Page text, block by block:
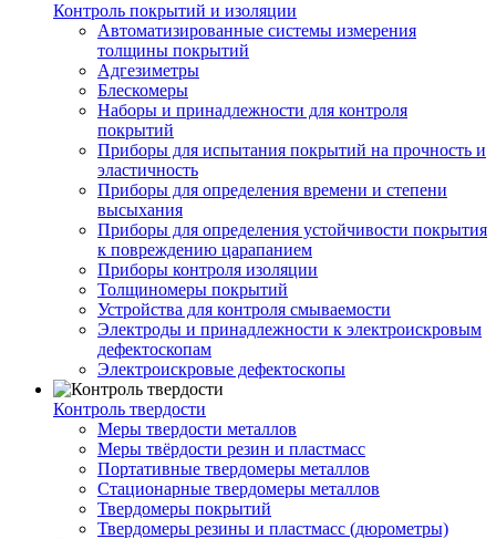
Контроль покрытий и изоляции
Автоматизированные системы измерения
толщины покрытий
Адгезиметры
Блескомеры
Наборы и принадлежности для контроля
покрытий
Приборы для испытания покрытий на прочность и
эластичность
Приборы для определения времени и степени
высыхания
Приборы для определения устойчивости покрытия
к повреждению царапанием
Приборы контроля изоляции
Толщиномеры покрытий
Устройства для контроля смываемости
Электроды и принадлежности к электроискровым
дефектоскопам
Электроискровые дефектоскопы
Контроль твердости
Меры твердости металлов
Меры твёрдости резин и пластмасс
Портативные твердомеры металлов
Стационарные твердомеры металлов
Твердомеры покрытий
Твердомеры резины и пластмасс (дюрометры)